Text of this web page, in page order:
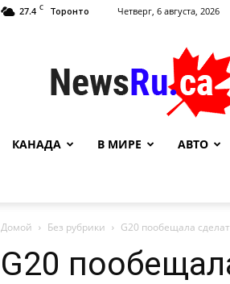
27.4 C Торонто Четверг, 6 августа, 2026
NewsRu.Ca
КАНАДА В МИРЕ АВТО
Домой Без рубрики G20 пообещала
G20